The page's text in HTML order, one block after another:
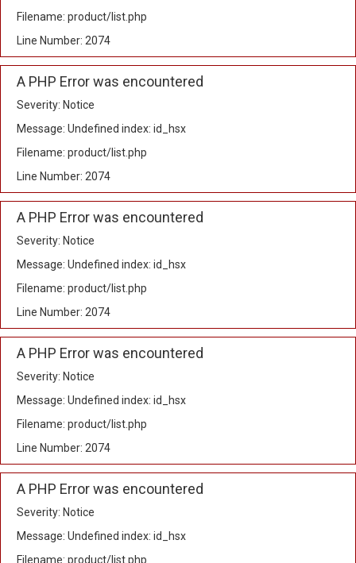
Filename: product/list.php
Line Number: 2074
A PHP Error was encountered
Severity: Notice
Message: Undefined index: id_hsx
Filename: product/list.php
Line Number: 2074
A PHP Error was encountered
Severity: Notice
Message: Undefined index: id_hsx
Filename: product/list.php
Line Number: 2074
A PHP Error was encountered
Severity: Notice
Message: Undefined index: id_hsx
Filename: product/list.php
Line Number: 2074
A PHP Error was encountered
Severity: Notice
Message: Undefined index: id_hsx
Filename: product/list.php